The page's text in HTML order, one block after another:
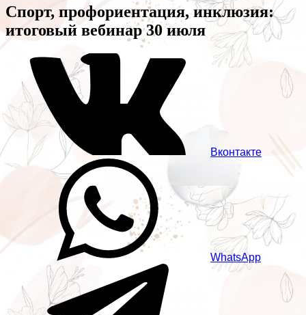
Спорт, профориентация, инклюзия:
итоговый вебинар 30 июля
Вконтакте
WhatsApp